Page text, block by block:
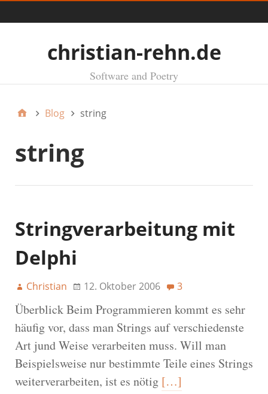
christian-rehn.de
Software and Poetry
Blog string
string
Stringverarbeitung mit
Delphi
Christian 12. Oktober 2006 3
Überblick Beim Programmieren kommt es sehr
häufig vor, dass man Strings auf verschiedenste
Art jund Weise verarbeiten muss. Will man
Beispielsweise nur bestimmte Teile eines Strings
weiterverarbeiten, ist es nötig […]